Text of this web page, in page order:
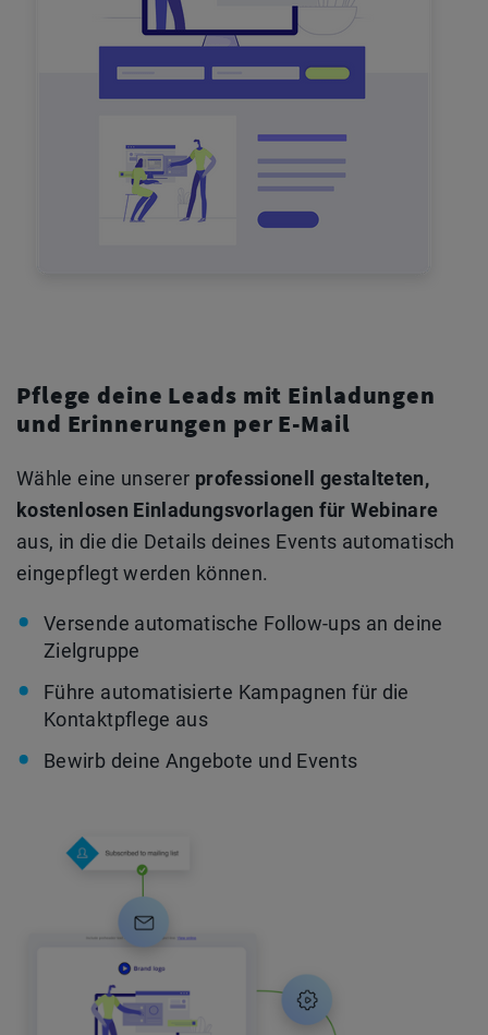
Pflege deine Leads mit Einladungen
und Erinnerungen per E-Mail
Wähle eine unserer professionell gestalteten,
kostenlosen Einladungsvorlagen für Webinare
aus, in die die Details deines Events automatisch
eingepflegt werden können.
Versende automatische Follow-ups an deine
Zielgruppe
Führe automatisierte Kampagnen für die
Kontaktpflege aus
Bewirb deine Angebote und Events